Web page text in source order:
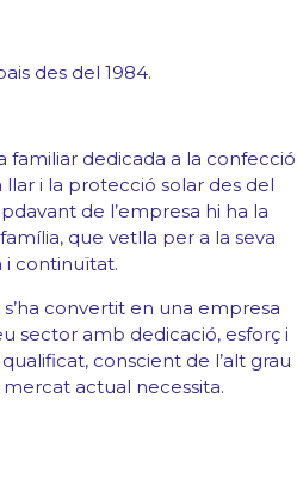
des del 1984.
familiar dedicada a la confecció
i la protecció solar des del
de l’empresa hi ha la
que vetlla per a la seva
i continuïtat.
convertit en una empresa
sector amb dedicació, esforç i
conscient de l’alt grau
mercat actual necessita.